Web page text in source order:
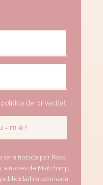
de privacitat
tratada por Rosa
través de Mailchimp,
relacionada